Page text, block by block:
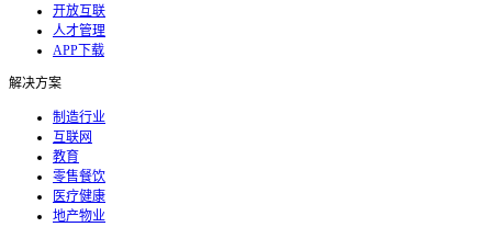
开放互联
人才管理
APP下载
解决方案
制造行业
互联网
教育
零售餐饮
医疗健康
地产物业